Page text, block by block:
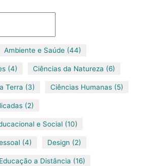
Ambiente e Saúde (44)
(4) Ciências da Natureza (6)
Terra (3) Ciências Humanas (5)
(2)
e Social (10)
(4) Design (2)
Educação a Distância (16)